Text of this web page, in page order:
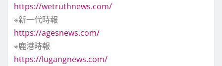
https://wetruthnews.com/
※新一代時報
https://agesnews.com/
※鹿港時報
https://lugangnews.com/